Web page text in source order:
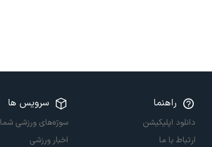
راهنما
دانلود اپلیکیشن
ارتباط با ما
سرویس ها
سوژه‌های ورزشی شما
اخبار ورزشی